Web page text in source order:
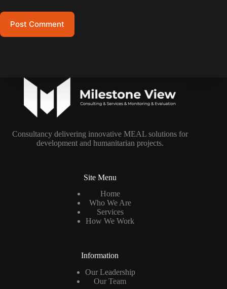
Post Comment
Consultancy delivering innovative MEAL solutions for
development and humanitarian projects.
Site Menu
Home
Who We Are
Services
How We Work
Information
Our Leadership
Our Team